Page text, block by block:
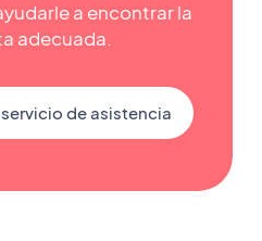
a encontrar la
adecuada.
de asistencia